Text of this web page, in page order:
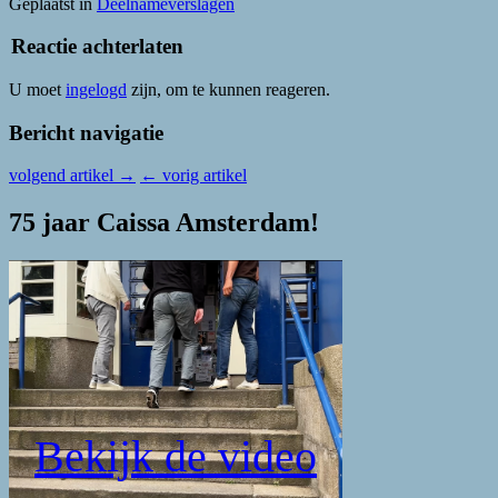
Reactie achterlaten
U moet ingelogd zijn, om te kunnen reageren.
Bericht navigatie
volgend artikel → ← vorig artikel
75 jaar Caissa Amsterdam!
Bekijk de video